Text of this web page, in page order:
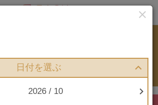
プランお申込み

日付を選ぶ
2026 / 10 